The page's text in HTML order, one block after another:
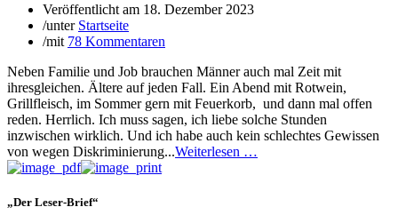
Veröffentlicht am 18. Dezember 2023
/unter Startseite
/mit 78 Kommentaren
Neben Familie und Job brauchen Männer auch mal Zeit mit
ihresgleichen. Ältere auf jeden Fall. Ein Abend mit Rotwein,
Grillfleisch, im Sommer gern mit Feuerkorb, und dann mal offen
reden. Herrlich. Ich muss sagen, ich liebe solche Stunden
inzwischen wirklich. Und ich habe auch kein schlechtes Gewissen
von wegen Diskriminierung...Weiterlesen …
„Der Leser-Brief“